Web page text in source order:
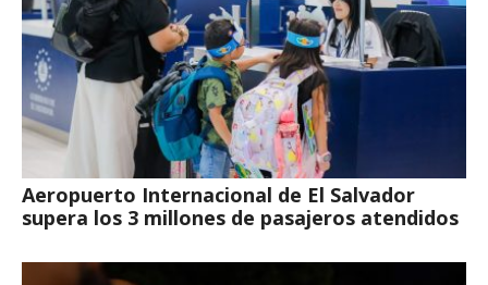
Aeropuerto Internacional de El Salvador
supera los 3 millones de pasajeros atendidos